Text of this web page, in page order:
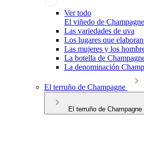
Ver todo
El viñedo de Champagne
Las variedades de uva
Los lugares que
Las mujeres y los
La botella de
La denominación
El terruño de Champagne
El terruño de Champagne